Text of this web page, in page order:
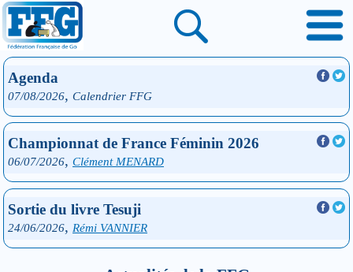
Agenda
07/08/2026, Calendrier FFG
Championnat de France Féminin 2026
06/07/2026, Clément MENARD
Sortie du livre Tesuji
24/06/2026, Rémi VANNIER